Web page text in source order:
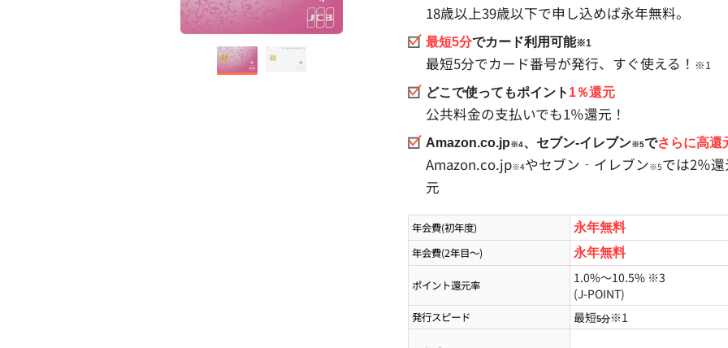
18歳以上39歳以下で申し込めば永年無料。
最短5分でカード利用可能※1
最短5分でカード番号が発行、すぐ使える！ ※1
どこで使ってもポイント 1％還元
公共料金の支払いでも1％還元！
Amazon.co.jp※4、セブン‐イレブン※5でさらに高還
Amazon.co.jp※4やセブン‐イレブン※5では2％
元
年会費(初年度) 永年無料
年会費(2年目～) 永年無料
ポイント還元率 1.0%～10.5% ※3
(J-POINT)
発行スピード 最短5分※1